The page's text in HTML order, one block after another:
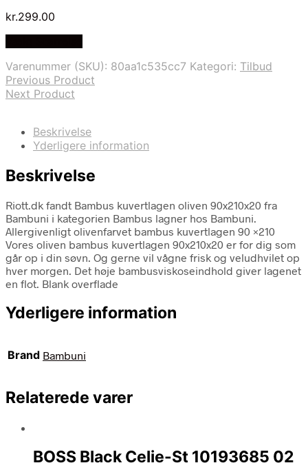
kr.299.00
Varenummer (SKU): 80aa1c535cc7 Kategori: Tilbud
Previous Product
Next Product
Beskrivelse
Yderligere information
Beskrivelse
Riott.dk fandt Bambus kuvertlagen oliven 90x210x20 fra
Bambuni i kategorien Bambus lagner hos Bambuni.
Allergivenligt olivenfarvet bambus kuvertlagen 90 ×210
Vores oliven bambus kuvertlagen 90x210x20 er for dig som
går op i din søvn. Og gerne vil vågne frisk og veludhvilet op
hver morgen. Det høje bambusviskoseindhold giver lagenet
en flot. Blank overflade
Yderligere information
Brand Bambuni
Relaterede varer
BOSS Black Celie-St 10193685 02